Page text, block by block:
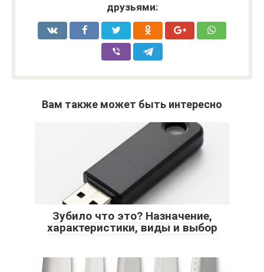
друзьями:
Вам также может быть интересно
Зубило что это? Назначение,
характеристики, виды и выбор